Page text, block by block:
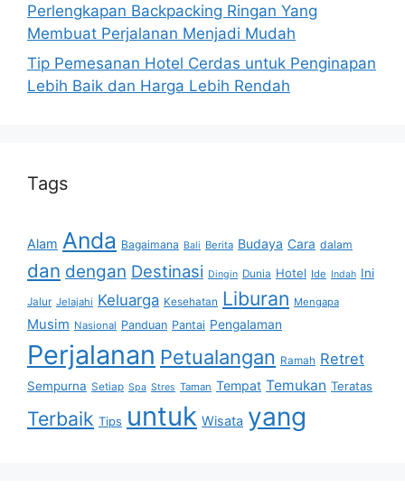
Perlengkapan Backpacking Ringan Yang
Membuat Perjalanan Menjadi Mudah
Tip Pemesanan Hotel Cerdas untuk Penginapan
Lebih Baik dan Harga Lebih Rendah
Tags
Alam Anda Bagaimana Bali Berita Budaya Cara dalam
dan dengan Destinasi Dingin Dunia Hotel Ide Indah Ini
Jalur Jelajahi Keluarga Kesehatan Liburan Mengapa
Musim Nasional Panduan Pantai Pengalaman
Perjalanan Petualangan Ramah Retret
Sempurna Setiap Spa Stres Taman Tempat Temukan Teratas
Terbaik Tips untuk Wisata yang